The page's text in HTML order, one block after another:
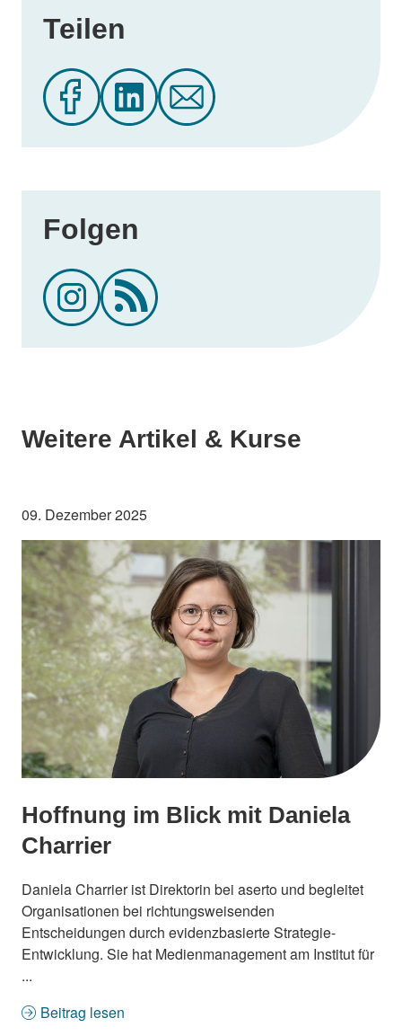
Teilen
Folgen
Weitere Artikel & Kurse
09. Dezember 2025
Hoffnung im Blick mit Daniela
Charrier
Daniela Charrier ist Direktorin bei aserto und begleitet
Organisationen bei richtungsweisenden
Entscheidungen durch evidenzbasierte Strategie-
Entwicklung. Sie hat Medienmanagement am Institut für
...
Beitrag lesen